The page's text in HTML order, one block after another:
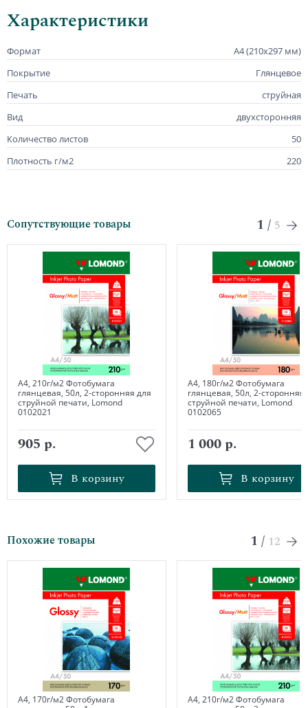
Характеристики
Формат
А4 (210х297 мм)
Покрытие
Глянцевое
Печать
струйная
Вид
двухсторонняя
Количество листов
50
Плотность г/м2
220
Сопутствующие товары 1 / 5
А4, 210г/м2 Фотобумага
глянцевая, 50л, 2-сторонняя для
струйной печати, Lomond
0102021
905 р.
В корзину
В корзину
А4, 180г/м2 Фотобумага
глянцевая, 50л, 2-сторонняя
струйной печати, Lomond
0102065
1 000 р.
В корзину
В корзину
Похожие товары 1 / 12
А4, 170г/м2 Фотобумага
А4, 210г/м2 Фотобумага